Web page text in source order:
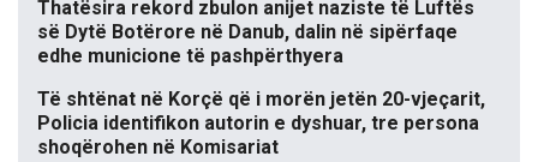
Thatësira rekord zbulon anijet naziste të Luftës
së Dytë Botërore në Danub, dalin në sipërfaqe
edhe municione të pashpërthyera
Të shtënat në Korçë që i morën jetën 20-vjeçarit,
Policia identifikon autorin e dyshuar, tre persona
shoqërohen në Komisariat